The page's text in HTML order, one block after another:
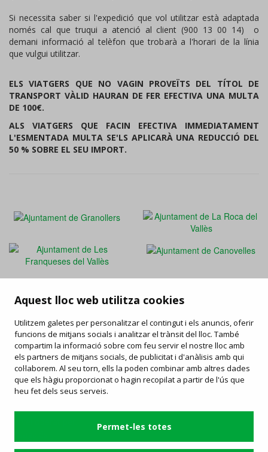
Aquest lloc web utilitza cookies
Utilitzem galetes per personalitzar el contingut i els anuncis, oferir
funcions de mitjans socials i analitzar el trànsit del lloc. També
compartim la informació sobre com feu servir el nostre lloc amb
els partners de mitjans socials, de publicitat i d'anàlisis amb qui
col·laborem. Al seu torn, ells la poden combinar amb altres dades
que els hàgiu proporcionat o hagin recopilat a partir de l'ús que
heu fet dels seus serveis.
Permet-les totes
Si necessita saber si l'expedició que vol utilitzar està adaptada
només cal que truqui a atenció al client (900 13 00 14) o
demani informació al telèfon que trobarà a l'horari de la línia
que vulgui utilitzar.
ELS VIATGERS QUE NO VAGIN PROVEÏTS DEL TÍTOL DE
TRANSPORT VÀLID HAURAN DE FER EFECTIVA UNA MULTA
DE 100€.
ALS VIATGERS QUE FACIN EFECTIVA IMMEDIATAMENT
L'ESMENTADA MULTA SE'LS APLICARÀ UNA REDUCCIÓ DEL
50 % SOBRE EL SEU IMPORT.
FAQ/Drets i deures/Carta de serveis/Enllaços d'interès /
Objectes perduts /Ofertes de feina/Informació publicitat
Contacta
Estació d'Autobusos de Granollers
C/ Avinguda del Parc, 2 - 08402 Granollers